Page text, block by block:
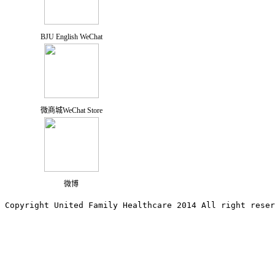
BJU English WeChat
微商城WeChat Store
微博
Copyright United Family Healthcare 2014 All right